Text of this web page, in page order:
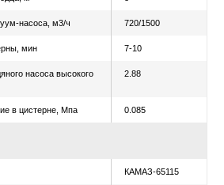
Уточнить цену
Рассчитать лизинг